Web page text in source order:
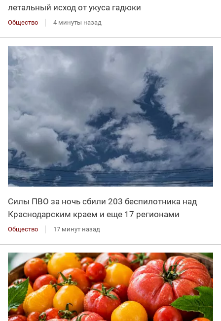
летальный исход от укуса гадюки
Общество 4 минуты назад
Силы ПВО за ночь сбили 203 беспилотника над
Краснодарским краем и еще 17 регионами
Общество 17 минут назад